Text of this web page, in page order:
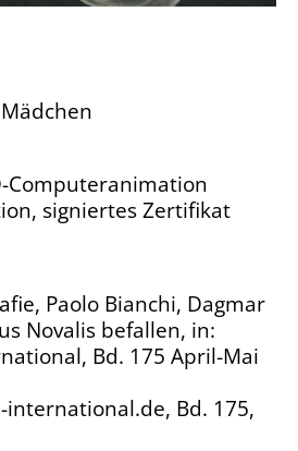
Computeranimation
signiertes Zertifikat
Paolo Bianchi, Dagmar
Novalis befallen, in:
Bd. 175 April-Mai
Bd. 175,